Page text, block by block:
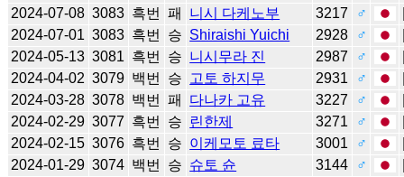
2024-07-08 3083 흑번 패 니시 다케노부 3217 ♂
2024-07-01 3083 흑번 승 Shiraishi Yuichi 2928 ♂
2024-05-13 3081 흑번 승 니시무라 진 2987 ♂
2024-04-02 3079 백번 승 고토 하지무 2931 ♂
2024-03-28 3078 백번 패 다나카 고유 3227 ♂
2024-02-29 3077 흑번 승 린한제 3271 ♂
2024-02-15 3076 흑번 승 이케모토 료타 3001 ♂
2024-01-29 3074 백번 승 슈토 슌 3144 ♂